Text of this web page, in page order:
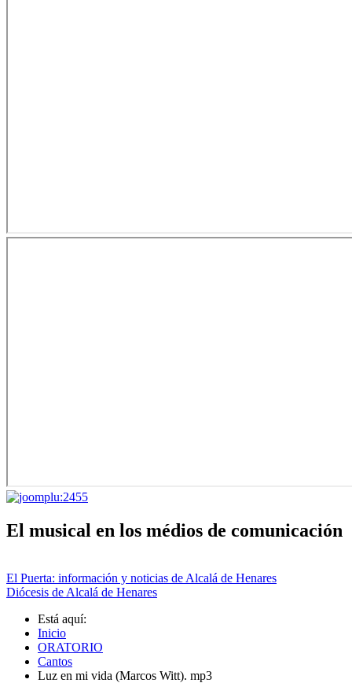
El musical en los médios de comunicación
El Puerta: información y noticias de Alcalá de Henares
Diócesis de Alcalá de Henares
Está aquí:
Inicio
ORATORIO
Cantos
Luz en mi vida (Marcos Witt). mp3